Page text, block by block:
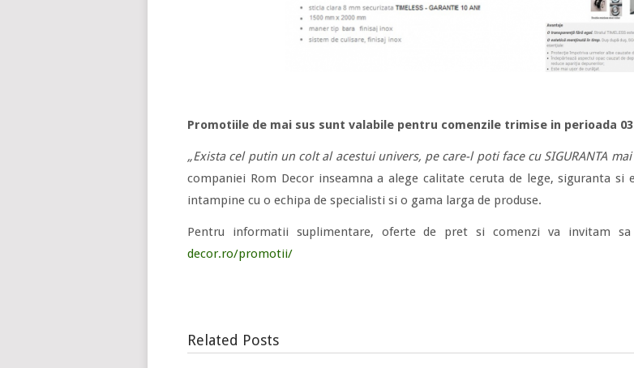
Promotiile de mai sus sunt valabile pentru comenzile trimise in perioada
„Exista cel putin un colt al acestui univers, pe care-l poti face cu SIGURANTA
companiei Rom Decor inseamna a alege calitate ceruta de lege, siguranta si
intampine cu o echipa de specialisti si o gama larga de produse.
Pentru informatii suplimentare, oferte de pret si comenzi va invitam sa
decor.ro/promotii/
Related Posts